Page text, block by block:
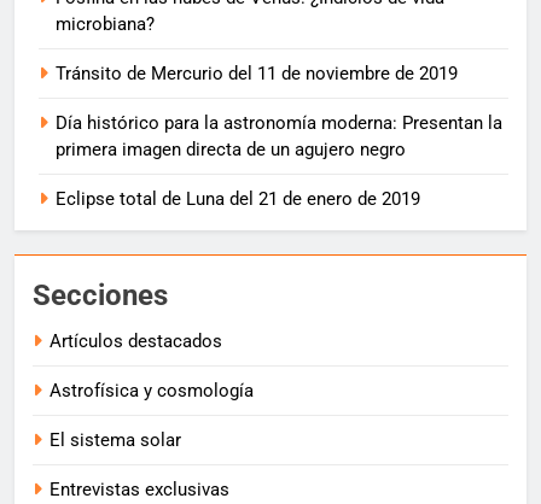
microbiana?
Tránsito de Mercurio del 11 de noviembre de 2019
Día histórico para la astronomía moderna: Presentan la
primera imagen directa de un agujero negro
Eclipse total de Luna del 21 de enero de 2019
Secciones
Artículos destacados
Astrofísica y cosmología
El sistema solar
Entrevistas exclusivas